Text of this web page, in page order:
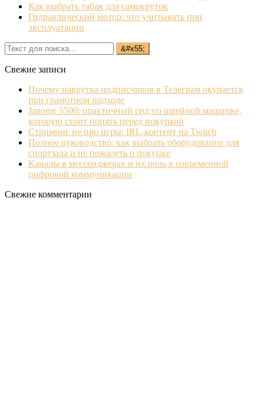
Как выбрать табак для самокруток
Гидравлический мотор: что учитывать при
эксплуатации
Свежие записи
Почему накрутка подписчиков в Телеграм окупается
при грамотном подходе
Janome 5500: практичный гид по швейной машинке,
которую стоит понять перед покупкой
Стриминг не про игры: IRL‐контент на Twitch
Полное руководство: как выбрать оборудование для
спортзала и не пожалеть о покупке
Каналы в мессенджерах и их роль в современной
цифровой коммуникации
Свежие комментарии